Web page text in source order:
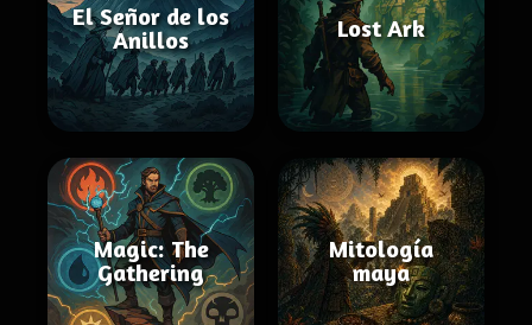
El Señor de los
Anillos
Lost Ark
Magic: The
Gathering
Mitología
maya